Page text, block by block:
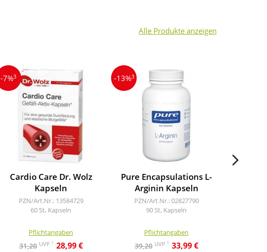
Alle Produkte anzeigen
-7%3
Cardio Care Dr. Wolz
Kapseln
PZN/Art.Nr.: 13584729
60 St, Kapseln
Pflichtangaben
31,20 UVP 1 28,99 €
-13%3
Pure Encapsulations L-
Arginin Kapseln
PZN/Art.Nr.: 02827790
90 St, Kapseln
Pflichtangaben
39,20 UVP 1 33,99 €